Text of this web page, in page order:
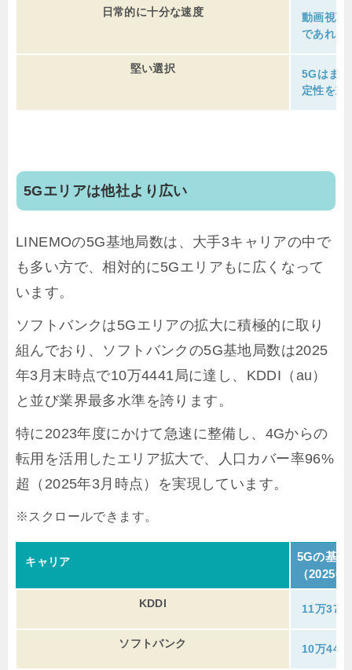
日常的に十分な速度
動画視聴
であれば
堅い選択
5Gはま
定性を重
5Gエリアは他社より広い
LINEMOの5G基地局数は、大手3キャリアの中で
も多い方で、相対的に5Gエリアもに広くなって
います。
ソフトバンクは5Gエリアの拡大に積極的に取り
組んでおり、ソフトバンクの5G基地局数は2025
年3月末時点で10万4441局に達し、KDDI（au）
と並び業界最多水準を誇ります。
特に2023年度にかけて急速に整備し、4Gからの
転用を活用したエリア拡大で、人口カバー率96%
超（2025年3月時点）を実現しています。
キャリア
5Gの基地
（2025
KDDI 11万37局
ソフトバンク 10万